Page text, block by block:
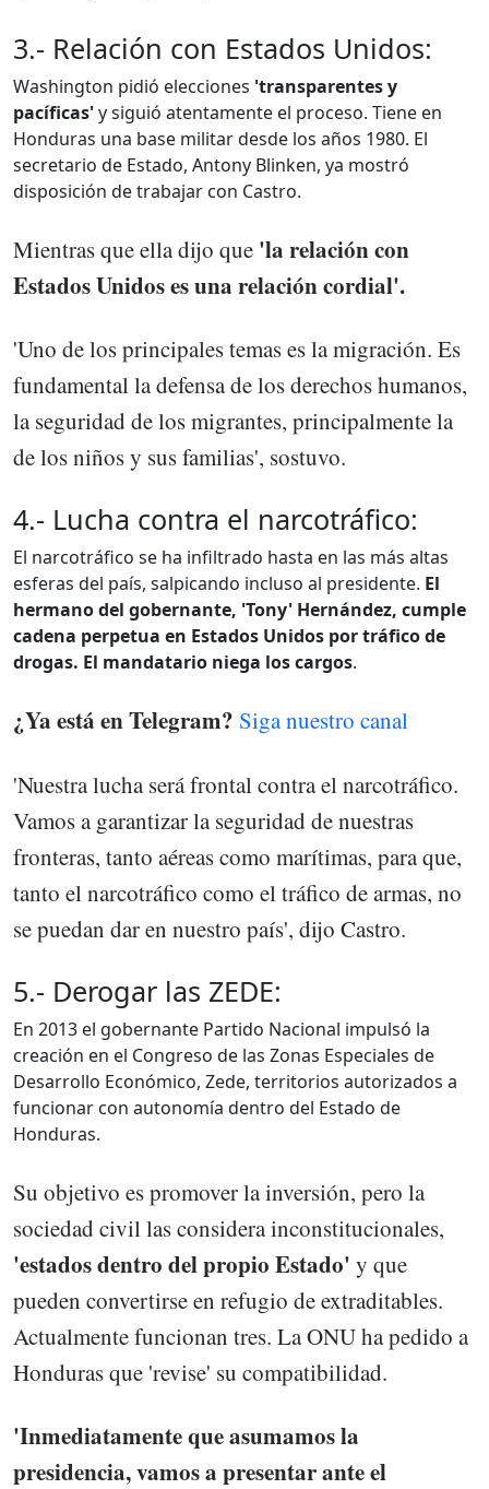
3.- Relación con Estados Unidos:
Washington pidió elecciones 'transparentes y
pacíficas'y siguió atentamente el proceso. Tiene en
Honduras una base militar desde los años 1980. El
secretario de Estado, Antony Blinken, ya mostró
disposición de trabajar con Castro.
Mientras que ella dijo que 'la relación con
Estados Unidos es una relación cordial'.
'Uno de los principales temas es la migración. Es
fundamental la defensa de los derechos humanos,
la seguridad de los migrantes, principalmente la
de los niños y sus familias', sostuvo.
4.- Lucha contra el narcotráfico:
El narcotráfico se ha infiltrado hasta en las más altas
esferas del país, salpicando incluso al presidente. El
hermano del gobernante, 'Tony' Hernández, cumple
cadena perpetua en Estados Unidos por tráfico de
drogas. El mandatario niega los cargos.
¿Ya está en Telegram? Siga nuestro canal
'Nuestra lucha será frontal contra el narcotráfico.
Vamos a garantizar la seguridad de nuestras
fronteras, tanto aéreas como marítimas, para que,
tanto el narcotráfico como el tráfico de armas, no
se puedan dar en nuestro país', dijo Castro.
5.- Derogar las ZEDE:
En 2013 el gobernante Partido Nacional impulsó la
creación en el Congreso de las Zonas Especiales de
Desarrollo Económico, Zede, territorios autorizados a
funcionar con autonomía dentro del Estado de
Honduras.
Su objetivo es promover la inversión, pero la
sociedad civil las considera inconstitucionales,
'estados dentro del propio Estado' y que
pueden convertirse en refugio de extraditables.
Actualmente funcionan tres. La ONU ha pedido a
Honduras que 'revise' su compatibilidad.
'Inmediatamente que asumamos la
presidencia, vamos a presentar ante el